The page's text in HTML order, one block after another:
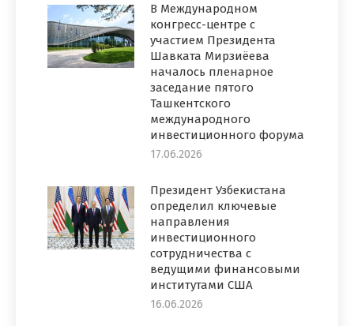
В Международном
конгресс-центре с
участием Президента
Шавката Мирзиёева
началось пленарное
заседание пятого
Ташкентского
международного
инвестиционного форума
17.06.2026
Президент Узбекистана
определил ключевые
направления
инвестиционного
сотрудничества с
ведущими финансовыми
институтами США
16.06.2026